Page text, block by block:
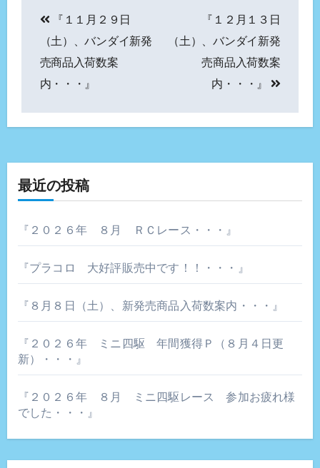
ナ
ビ
ゲ
シ
ョ
ン
『１１月２９日
（土）、バンダイ新発
売商品入荷数案
内・・・』
『１２月１３日
（土）、バンダイ新発
売商品入荷数案
内・・・』
最近の投稿
『２０２６年 ８月 ＲＣレース・・・』
『プラコロ 大好評販売中です！！・・・』
『８月８日（土）、新発売商品入荷数案内・・・』
『２０２６年 ミニ四駆 年間獲得Ｐ（８月４日更
新）・・・』
『２０２６年 ８月 ミニ四駆レース 参加お疲れ様
でした・・・』